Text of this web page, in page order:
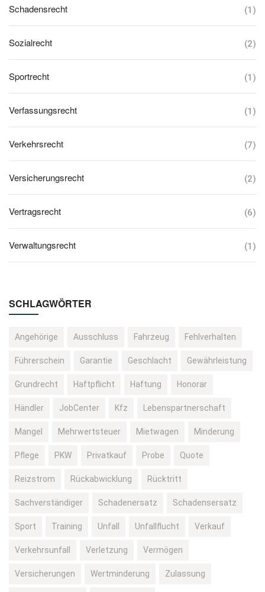
Schadensrecht (1)
Sozialrecht (2)
Sportrecht (1)
Verfassungsrecht (1)
Verkehrsrecht (7)
Versicherungsrecht (2)
Vertragsrecht (6)
Verwaltungsrecht (1)
SCHLAGWÖRTER
Angehörige Ausschluss Fahrzeug Fehlverhalten
Führerschein Garantie Geschlacht Gewährleistung
Grundrecht Haftpflicht Haftung Honorar
Händler JobCenter Kfz Lebenspartnerschaft
Mangel Mehrwertsteuer Mietwagen Minderung
Pflege PKW Privatkauf Probe Quote
Reizstrom Rückabwicklung Rücktritt
Sachverständiger Schadenersatz Schadensersatz
Sport Training Unfall Unfallflucht Verkauf
Verkehrsunfall Verletzung Vermögen
Versicherungen Wertminderung Zulassung